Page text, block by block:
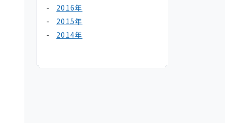
2016年
2015年
2014年